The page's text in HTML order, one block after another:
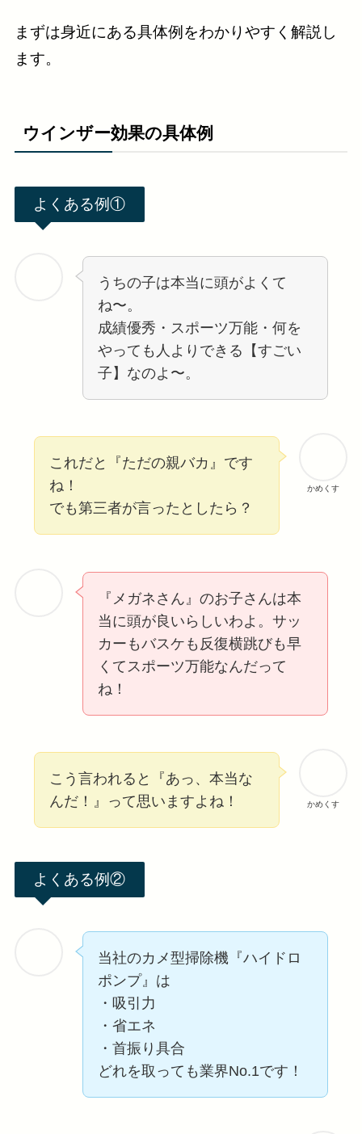
まずは身近にある具体例をわかりやすく解説し
ます。
ウインザー効果の具体例
よくある例①
うちの子は本当に頭がよくて
ね〜。
成績優秀・スポーツ万能・何を
やっても人よりできる【すごい
子】なのよ〜。
かめくす
これだと『ただの親バカ』です
ね！
でも第三者が言ったとしたら？
『メガネさん』のお子さんは本
当に頭が良いらしいわよ。サッ
カーもバスケも反復横跳びも早
くてスポーツ万能なんだって
ね！
かめくす
こう言われると『あっ、本当な
んだ！』って思いますよね！
よくある例②
当社のカメ型掃除機『ハイドロ
ポンプ』は
・吸引力
・省エネ
・首振り具合
どれを取っても業界No.1です！